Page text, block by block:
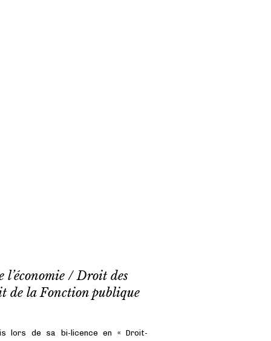
/ Droit des
de la Fonction publique
lors de sa bi-licence en « Droit-